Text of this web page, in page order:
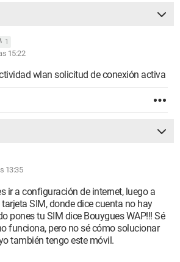
1
15:22
wlan solicitud de conexión activa
13:35
ir a configuración de internet, luego a
SIM, donde dice cuenta no hay
pones tu SIM dice Bouygues WAP!!! Sé
funciona, pero no sé cómo solucionar
también tengo este móvil.